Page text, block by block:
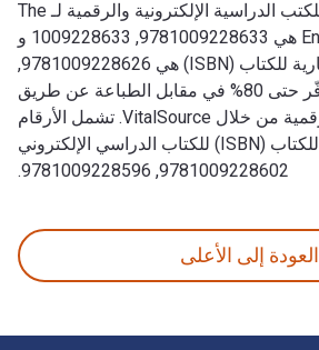
الدولية المعيارية للكتب الدراسية الإلكترونية والرقمية لـ The
English Language هي 9781009228633, 1009228633 و
الأرقام الدولية المعيارية للكتاب (ISBN) هي 9781009228626,
1009228625. وفّر حتى 80% في مقابل الطباعة عن طريق
الانتقال إلى الحياة الرقمية من خلال VitalSource. تشمل الأرقام
الدولية المعيارية للكتاب (ISBN) للكتاب الدراسي الإلكتروني
9781009228602, 9781009228596.
العودة إلى الأعلى